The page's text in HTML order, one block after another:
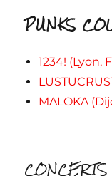
PUNKS
1234! (Lyon,
MALOKA
CONCERTS